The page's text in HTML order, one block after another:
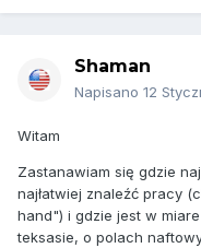
Shaman
Napisano 12
Witam
Zastanawiam się gdzie
najłatwiej znaleźć pracy
hand") i gdzie jest w
teksasie, o polach